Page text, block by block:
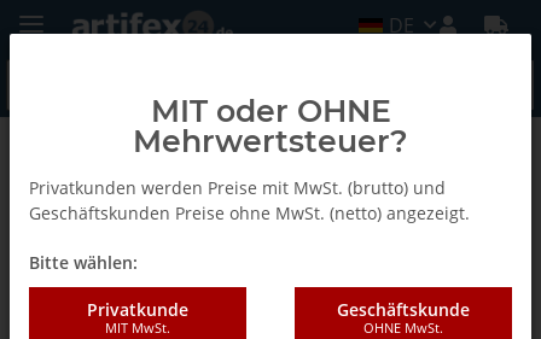
DE
Zurück zur Liste Leimflaschen Minicol
Lamello Minicol Sockel
MIT oder OHNE
Mehrwertsteuer?
Privatkunden werden Preise mit MwSt. (brutto) und
Geschäftskunden Preise ohne MwSt. (netto) angezeigt.
Bitte wählen:
Privatkunde
MIT MwSt.
Geschäftskunde
OHNE MwSt.